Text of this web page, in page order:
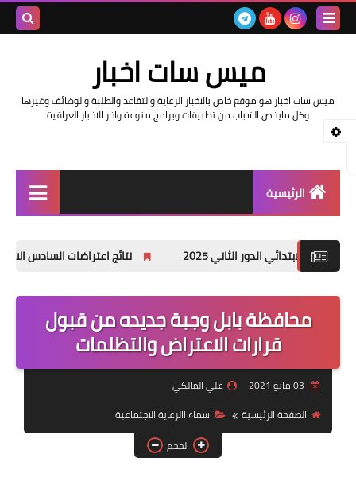
ميس سات اخبار
ميس سات اخبار هو موقع خاص بالاخبار الرعاية والتقاعد والطلبة والوظائف وغيرها
وكل مايخص الشباب من تطبيقات وبرامج منوعة واخر الاخبار العراقية
الرئيسية
اخبار وزارة التربية والتعليم
اخبار وزارة العمل وهيئة
التقاعد
قطع الاراضي
2025 نتائج اعتراضات السادس الاعدادي 2025 الدور الأول جميع المحافظات
محافظة بابل وجبة جديده من قبول
قرارات الاعتراض والتظلمات
علي المالكي
الصفحة الرئيسية
اسماء االرعاية الاجتماعية
الحجم